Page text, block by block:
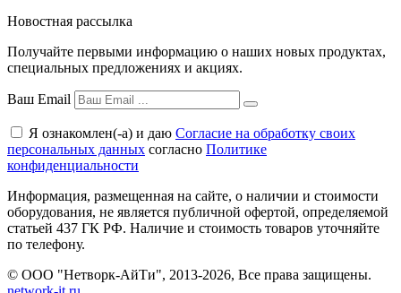
Новостная рассылка
Получайте первыми информацию о наших новых продуктах,
специальных предложениях и акциях.
Ваш Email
Я ознакомлен(-а) и даю Согласие на обработку своих
персональных данных согласно Политике
конфиденциальности
Информация, размещенная на сайте, о наличии и стоимости
оборудования, не является публичной офертой, определяемой
статьей 437 ГК РФ. Наличие и стоимость товаров уточняйте
по телефону.
© ООО "Нетворк-АйТи", 2013-2026, Все права защищены.